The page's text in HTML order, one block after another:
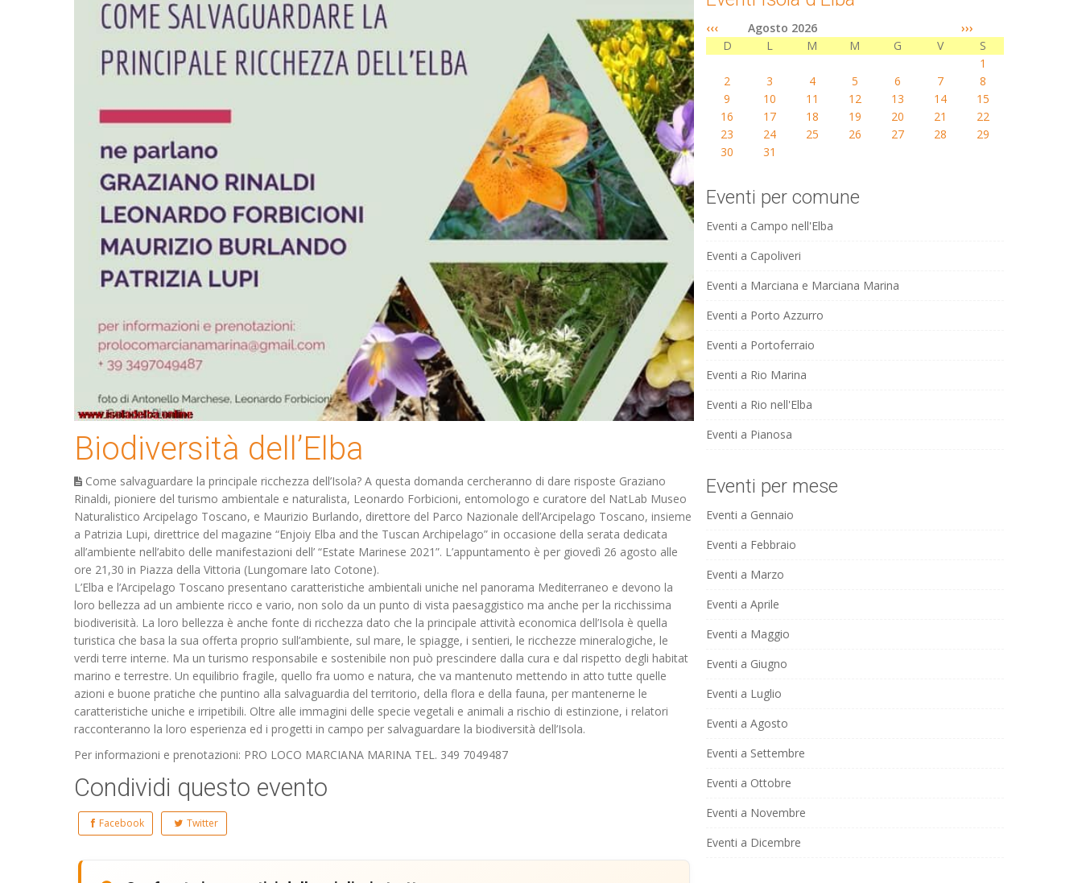
Biodiversità dell’Elba
Come salvaguardare la principale ricchezza dell’Isola? A questa domanda cercheranno di dare risposte Graziano
Rinaldi, pioniere del turismo ambientale e naturalista, Leonardo Forbicioni, entomologo e curatore del NatLab Museo
Naturalistico Arcipelago Toscano, e Maurizio Burlando, direttore del Parco Nazionale dell’Arcipelago Toscano, insieme
a Patrizia Lupi, direttrice del magazine “Enjoiy Elba and the Tuscan Archipelago” in occasione della serata dedicata
all’ambiente nell’abito delle manifestazioni dell’ “Estate Marinese 2021”. L’appuntamento è per giovedì 26 agosto alle
ore 21,30 in Piazza della Vittoria (Lungomare lato Cotone).
L’Elba e l’Arcipelago Toscano presentano caratteristiche ambientali uniche nel panorama Mediterraneo e devono la
loro bellezza ad un ambiente ricco e vario, non solo da un punto di vista paesaggistico ma anche per la ricchissima
biodiverisità. La loro bellezza è anche fonte di ricchezza dato che la principale attività economica dell’Isola è quella
turistica che basa la sua offerta proprio sull’ambiente, sul mare, le spiagge, i sentieri, le ricchezze mineralogiche, le
verdi terre interne. Ma un turismo responsabile e sostenibile non può prescindere dalla cura e dal rispetto degli habitat
marino e terrestre. Un equilibrio fragile, quello fra uomo e natura, che va mantenuto mettendo in atto tutte quelle
azioni e buone pratiche che puntino alla salvaguardia del territorio, della flora e della fauna, per mantenerne le
caratteristiche uniche e irripetibili. Oltre alle immagini delle specie vegetali e animali a rischio di estinzione, i relatori
racconteranno la loro esperienza ed i progetti in campo per salvaguardare la biodiversità dell’Isola.
Per informazioni e prenotazioni: PRO LOCO MARCIANA MARINA TEL. 349 7049487
Condividi questo evento
Facebook Twitter
‹‹‹ Agosto 2026
›››
D
L M M G V
S
1
2
3 4 5 6 7
8
9
10 11 12 13 14
15
16
17 18 19 20 21
22
23
24 25 26 27 28
29
30
31
Eventi per comune
Eventi a Campo nell'Elba
Eventi a Capoliveri
Eventi a Marciana e Marciana Marina
Eventi a Porto Azzurro
Eventi a Portoferraio
Eventi a Rio Marina
Eventi a Rio nell'Elba
Eventi a Pianosa
Eventi per mese
Eventi a Gennaio
Eventi a Febbraio
Eventi a Marzo
Eventi a Aprile
Eventi a Maggio
Eventi a Giugno
Eventi a Luglio
Eventi a Agosto
Eventi a Settembre
Eventi a Ottobre
Eventi a Novembre
Eventi a Dicembre